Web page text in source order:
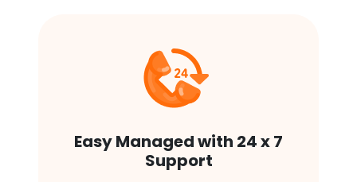
Easy Managed with 24 x 7
Support